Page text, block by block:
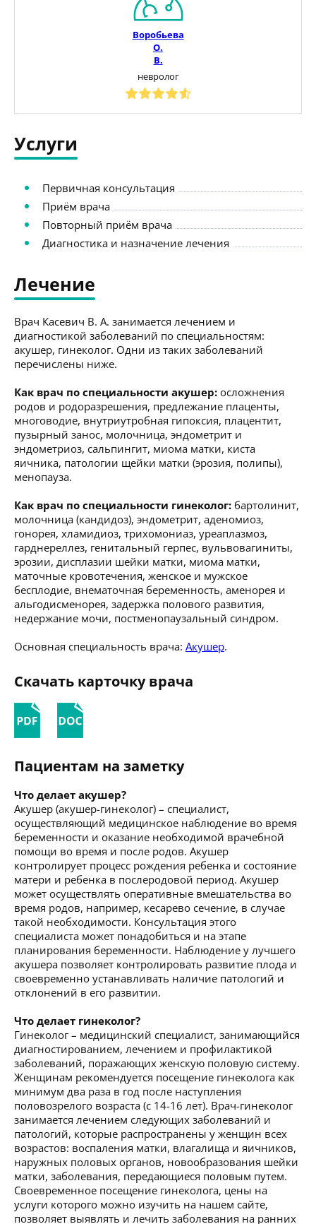
Воробьева
О.
В.
невролог
Услуги
Первичная консультация
Приём врача
Повторный приём врача
Диагностика и назначение лечения
Лечение
Врач Касевич В. А. занимается лечением и
диагностикой заболеваний по специальностям:
акушер, гинеколог. Одни из таких заболеваний
перечислены ниже.
Как врач по специальности акушер: осложнения
родов и родоразрешения, предлежание плаценты,
многоводие, внутриутробная гипоксия, плацентит,
пузырный занос, молочница, эндометрит и
эндометриоз, сальпингит, миома матки, киста
яичника, патологии щейки матки (эрозия, полипы),
менопауза.
Как врач по специальности гинеколог: бартолинит,
молочница (кандидоз), эндометрит, аденомиоз,
гонорея, хламидиоз, трихомониаз, уреаплазмоз,
гарднереллез, генитальный герпес, вульвовагиниты,
эрозии, дисплазии шейки матки, миома матки,
маточные кровотечения, женское и мужское
бесплодие, внематочная беременность, аменорея и
альгодисменорея, задержка полового развития,
недержание мочи, постменопаузальный синдром.
Основная специальность врача: Акушер.
Скачать карточку врача
Пациентам на заметку
Что делает акушер?
Акушер (акушер-гинеколог) – специалист,
осуществляющий медицинское наблюдение во время
беременности и оказание необходимой врачебной
помощи во время и после родов. Акушер
контролирует процесс рождения ребенка и состояние
матери и ребенка в послеродовой период. Акушер
может осуществлять оперативные вмешательства во
время родов, например, кесарево сечение, в случае
такой необходимости. Консультация этого
специалиста может понадобиться и на этапе
планирования беременности. Наблюдение у лучшего
акушера позволяет контролировать развитие плода и
своевременно устанавливать наличие патологий и
отклонений в его развитии.
Что делает гинеколог?
Гинеколог – медицинский специалист, занимающийся
диагностированием, лечением и профилактикой
заболеваний, поражающих женскую половую систему.
Женщинам рекомендуется посещение гинеколога как
минимум два раза в год после наступления
половозрелого возраста (с 14-16 лет). Врач-гинеколог
занимается лечением следующих заболеваний и
патологий, которые распространены у женщин всех
возрастов: воспаления матки, влагалища и яичников,
наружных половых органов, новообразования шейки
матки, заболевания, передающиеся половым путем.
Своевременное посещение гинеколога, цены на
услуги которого можно изучить на нашем сайте,
позволяет выявлять и лечить заболевания на ранних